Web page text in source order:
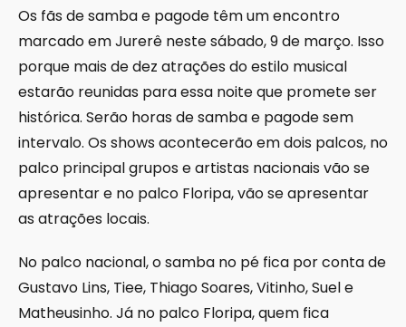
Os fãs de samba e pagode têm um encontro
marcado em Jurerê neste sábado, 9 de março. Isso
porque mais de dez atrações do estilo musical
estarão reunidas para essa noite que promete ser
histórica. Serão horas de samba e pagode sem
intervalo. Os shows acontecerão em dois palcos, no
palco principal grupos e artistas nacionais vão se
apresentar e no palco Floripa, vão se apresentar
as atrações locais.
No palco nacional, o samba no pé fica por conta de
Gustavo Lins, Tiee, Thiago Soares, Vitinho, Suel e
Matheusinho. Já no palco Floripa, quem fica